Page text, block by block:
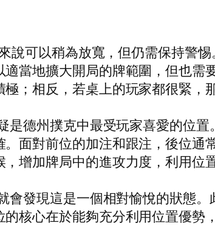
說可以稍為放寬，但仍需保持警
當地擴大開局的牌範圍，但也
；相反，若桌上的玩家都很緊，
是德州撲克中最受玩家喜愛的位
面對前位的加注和跟注，後位
增加牌局中的進攻力度，利用位
會發現這是一個相對愉悅的狀態
核心在於能夠充分利用位置優勢